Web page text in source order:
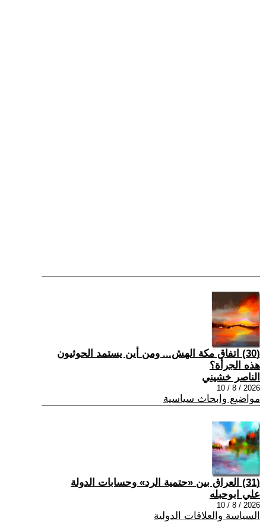
(30) اتفاق مكة الهش... ومن أين يستمد الحوثيون
هذه الجرأة؟
الناصر خشيني
2026 / 8 / 10
مواضيع وابحاث سياسية
(31) العراق بين «حتمية الرد» وحسابات الدولة
علي ابوحبله
2026 / 8 / 10
السياسة والعلاقات الدولية